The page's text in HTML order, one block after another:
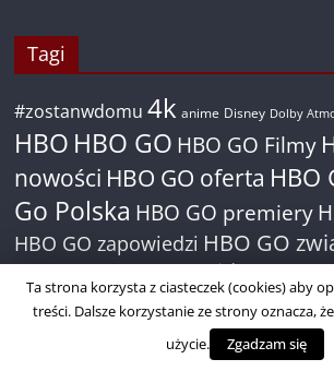
Tagi
#zostanwdomu 4k anime Disney Dolby
HBO HBO GO HBO GO Filmy
nowości HBO GO oferta HBO
Go Polska HBO GO premiery
HBO GO zapowiedzi HBO GO
hbo max nowości HBO Max seriale HBO Max
HBO plHBO Polska
HBO zwiastunyHDR IMDb
Ta strona korzysta z ciasteczek (cookies) aby
treści. Dalsze korzystanie ze strony oznacza,
użycie.
Zgadzam się